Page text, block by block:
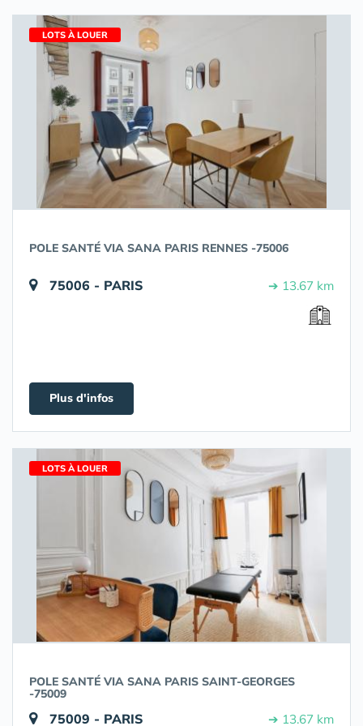
LOTS À LOUER
POLE SANTÉ VIA SANA PARIS RENNES -75006
75006 - PARIS ➔ 13.67 km
Plus d'infos
LOTS À LOUER
POLE SANTÉ VIA SANA PARIS SAINT-GEORGES
-75009
75009 - PARIS ➔ 13.67 km